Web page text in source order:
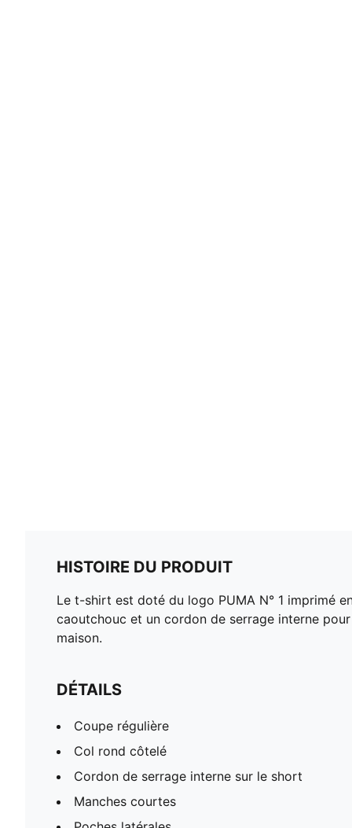
HISTOIRE DU PRODUIT
Le t-shirt est doté du logo PUMA N° 1 imprimé
caoutchouc et un cordon de serrage interne
maison.
DÉTAILS
Coupe régulière
Col rond côtelé
Cordon de serrage interne sur le short
Manches courtes